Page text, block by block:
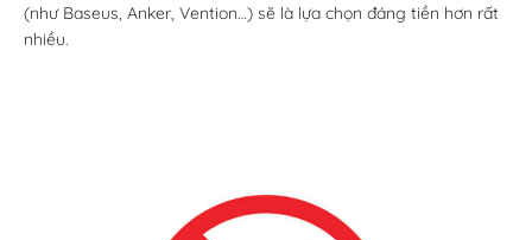
(như Baseus, Anker, Vention…) sẽ là lựa chọn đáng tiền hơn rất
nhiều.